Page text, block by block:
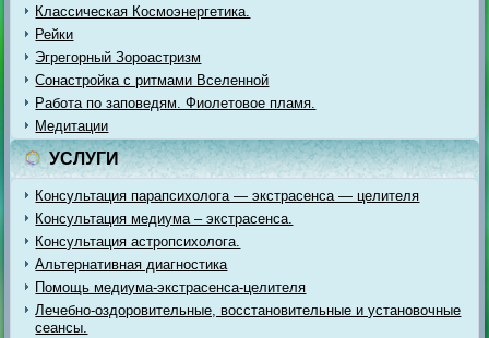
Классическая Космоэнергетика.
Рейки
Эгрегорный Зороастризм
Сонастройка с ритмами Вселенной
Работа по заповедям. Фиолетовое пламя.
Медитации
УСЛУГИ
Консультация парапсихолога — экстрасенса — целителя
Консультация медиума – экстрасенса.
Консультация астропсихолога.
Альтернативная диагностика
Помощь медиума-экстрасенса-целителя
Лечебно-оздоровительные, восстановительные и установочные
сеансы.